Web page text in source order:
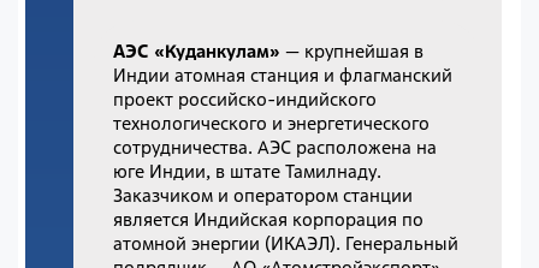
АЭС «Куданкулам» — крупнейшая в
Индии атомная станция и флагманский
проект российско-индийского
технологического и энергетического
сотрудничества. АЭС расположена на
юге Индии, в штате Тамилнаду.
Заказчиком и оператором станции
является Индийская корпорация по
атомной энергии (ИКАЭЛ). Генеральный